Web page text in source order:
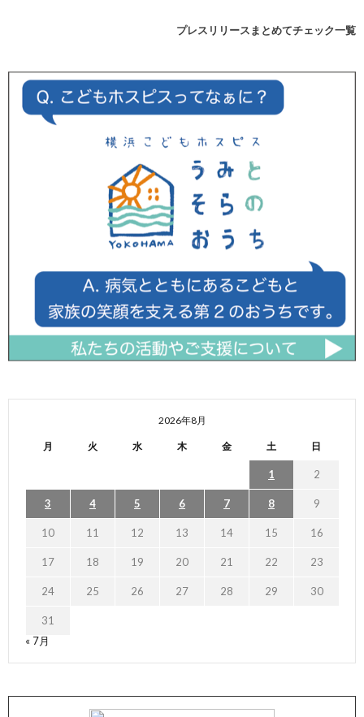
プレスリリースまとめてチェック一覧
2026年8月
月 火 水 木 金 土 日
1 2
3 4 5 6 7 8 9
10 11 12 13 14 15 16
17 18 19 20 21 22 23
24 25 26 27 28 29 30
31
« 7月